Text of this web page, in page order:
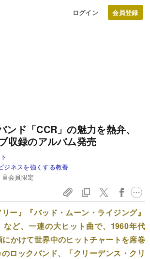
ログイン
ンド「CCR」の魅力を熱弁、
収録のアルバム発売
ジネスを強くする教養
会員限定
リー』『バッド・ムーン・ライジング』
など、一連の大ヒット曲で、1960年代
かけて世界中のヒットチャートを席巻
ロックバンド、「クリーデンス・クリ